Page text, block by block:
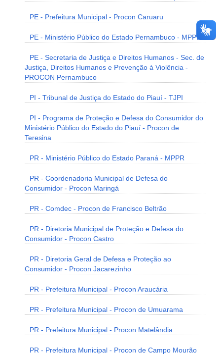
PE - Prefeitura Municipal - Procon Caruaru
PE - Ministério Público do Estado Pernambuco - MPPE
PE - Secretaria de Justiça e Direitos Humanos - Sec. de
Justiça, Direitos Humanos e Prevenção à Violência -
PROCON Pernambuco
PI - Tribunal de Justiça do Estado do Piauí - TJPI
PI - Programa de Proteção e Defesa do Consumidor do
Ministério Público do Estado do Piauí - Procon de
Teresina
PR - Ministério Público do Estado Paraná - MPPR
PR - Coordenadoria Municipal de Defesa do
Consumidor - Procon Maringá
PR - Comdec - Procon de Francisco Beltrão
PR - Diretoria Municipal de Proteção e Defesa do
Consumidor - Procon Castro
PR - Diretoria Geral de Defesa e Proteção ao
Consumidor - Procon Jacarezinho
PR - Prefeitura Municipal - Procon Araucária
PR - Prefeitura Municipal - Procon de Umuarama
PR - Prefeitura Municipal - Procon Matelândia
PR - Prefeitura Municipal - Procon de Campo Mourão